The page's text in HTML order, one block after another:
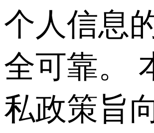
个人信息
全可靠。
私政策旨